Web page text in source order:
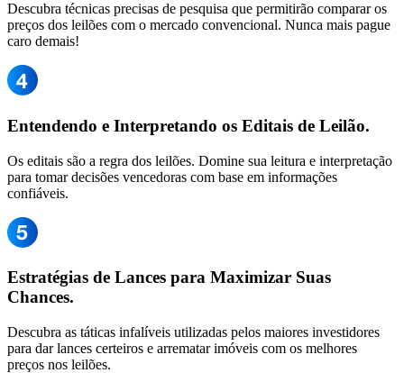
Descubra técnicas precisas de pesquisa que permitirão comparar os
preços dos leilões com o mercado convencional. Nunca mais pague
caro demais!
Entendendo e Interpretando os Editais de Leilão.
Os editais são a regra dos leilões. Domine sua leitura e interpretação
para tomar decisões vencedoras com base em informações
confiáveis.
Estratégias de Lances para Maximizar Suas
Chances.
Descubra as táticas infalíveis utilizadas pelos maiores investidores
para dar lances certeiros e arrematar imóveis com os melhores
preços nos leilões.